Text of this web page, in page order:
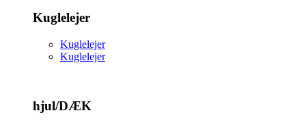
Kuglelejer
Kuglelejer
Kuglelejer
hjul/DÆK